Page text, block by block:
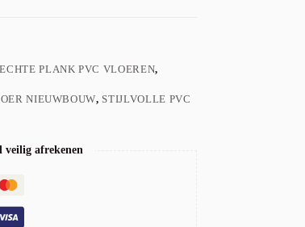
PLANK PVC VLOEREN,
NIEUWBOUW, STIJLVOLLE PVC
veilig afrekenen